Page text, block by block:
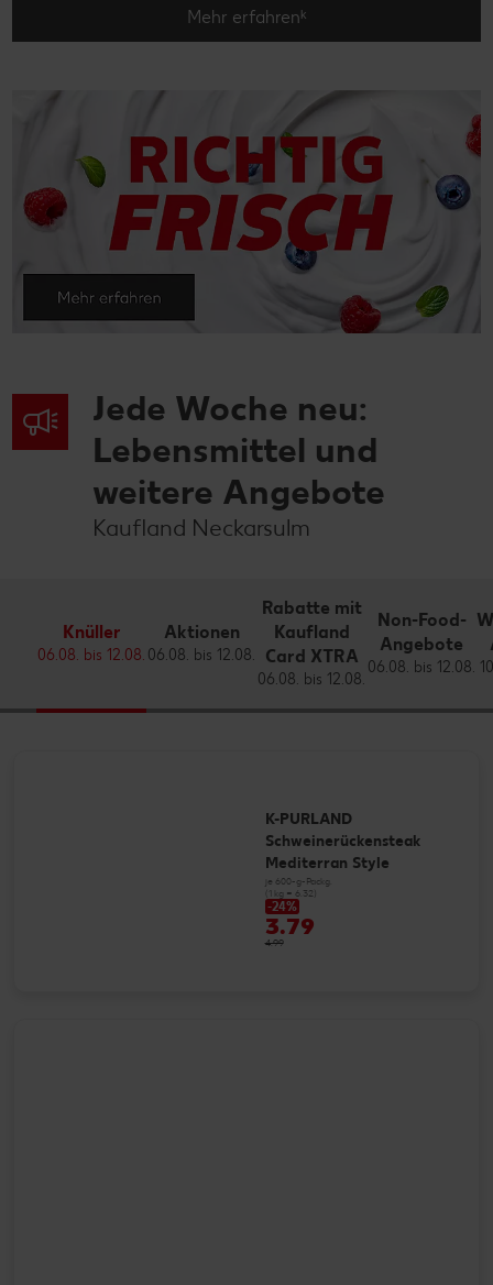
Mehr erfahrenᵏ
Jede Woche neu:
Lebensmittel und
weitere Angebote
Kaufland Neckarsulm
Knüller
06.08. bis 12.08.
Aktionen
06.08. bis 12.08.
Rabatte mit
Kaufland
Card XTRA
06.08. bis 12.08.
Non-Food-
Angebote
06.08. bis 12.08.
K-PURLAND
Schweinerückensteak
Mediterran Style
je 600-g-Packg.
(1 kg = 6.32)
-24%
3.79
4.99